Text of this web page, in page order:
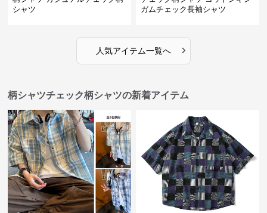
シャツ
ガムチェック長袖シャツ
人気アイテム一覧へ ›
柄シャツチェック柄シャツの新着アイテム